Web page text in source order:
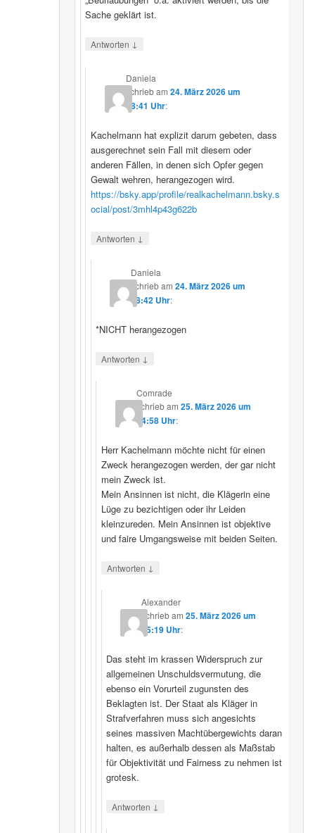
Sache geklärt ist.
Antworten ↓
Daniela
schriebam 24. März 2026 um
08:41 Uhr:
Kachelmann hat explizit darum gebeten, dass
ausgerechnet sein Fall mit diesem oder
anderen Fällen, in denen sich Opfer gegen
Gewalt wehren, herangezogen wird.
https://bsky.app/profile/realkachelmann.bsky.s
ocial/post/3mhl4p43g622b
Antworten ↓
Daniela
schriebam24. März 2026 um
08:42 Uhr:
*NICHT herangezogen
Antworten ↓
Comrade
schriebam 25. März 2026 um
14:58 Uhr:
Herr Kachelmann möchte nicht für einen
Zweck herangezogen werden, der gar nicht
mein Zweck ist.
Mein Ansinnen ist nicht, die Klägerin eine
Lüge zu bezichtigen oder ihr Leiden
kleinzureden. Mein Ansinnen ist objektive
und faire Umgangsweise mit beiden Seiten.
Antworten ↓
Alexander
schriebam25. März 2026 um
15:19 Uhr:
Das steht im krassen Widerspruch zur
allgemeinen Unschuldsvermutung, die
ebenso ein Vorurteil zugunsten des
Beklagten ist. Der Staat als Kläger in
Strafverfahren muss sich angesichts
seines massiven Machtübergewichts daran
halten, es außerhalb dessen als Maßstab
für Objektivität und Fairness zu nehmen ist
grotesk.
Antworten ↓